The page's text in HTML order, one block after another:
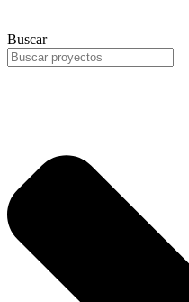
Buscar